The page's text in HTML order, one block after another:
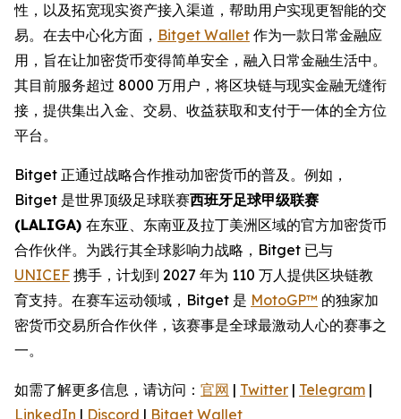
性，以及拓宽现实资产接入渠道，帮助用户实现更智能的交
易。在去中心化方面， Bitget Wallet 作为一款日常金融应
用，旨在让加密货币变得简单安全，融入日常金融生活中。
其目前服务超过 8000 万用户，将区块链与现实金融无缝衔
接，提供集出入金、交易、收益获取和支付于一体的全方位
平台。
Bitget 正通过战略合作推动加密货币的普及。例如，
Bitget 是世界顶级足球联赛西班牙足球甲级联赛
(LALIGA) 在东亚、东南亚及拉丁美洲区域的官方加密货币
合作伙伴。为践行其全球影响力战略，Bitget 已与
UNICEF 携手，计划到 2027 年为 110 万人提供区块链教
育支持。在赛车运动领域，Bitget 是 MotoGP™ 的独家加
密货币交易所合作伙伴，该赛事是全球最激动人心的赛事之
一。
如需了解更多信息，请访问： 官网 | Twitter | Telegram |
LinkedIn | Discord | Bitget Wallet